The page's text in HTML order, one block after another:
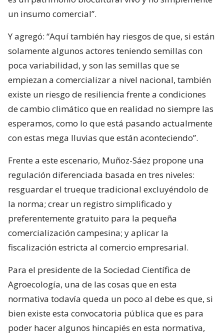
un insumo comercial”.
Y agregó: “Aquí también hay riesgos de que, si están
solamente algunos actores teniendo semillas con
poca variabilidad, y son las semillas que se
empiezan a comercializar a nivel nacional, también
existe un riesgo de resiliencia frente a condiciones
de cambio climático que en realidad no siempre las
esperamos, como lo que está pasando actualmente
con estas mega lluvias que están aconteciendo”.
Frente a este escenario, Muñoz-Sáez propone una
regulación diferenciada basada en tres niveles:
resguardar el trueque tradicional excluyéndolo de
la norma; crear un registro simplificado y
preferentemente gratuito para la pequeña
comercialización campesina; y aplicar la
fiscalización estricta al comercio empresarial.
Para el presidente de la Sociedad Científica de
Agroecología, una de las cosas que en esta
normativa todavía queda un poco al debe es que, si
bien existe esta convocatoria pública que es para
poder hacer algunos hincapiés en esta normativa,